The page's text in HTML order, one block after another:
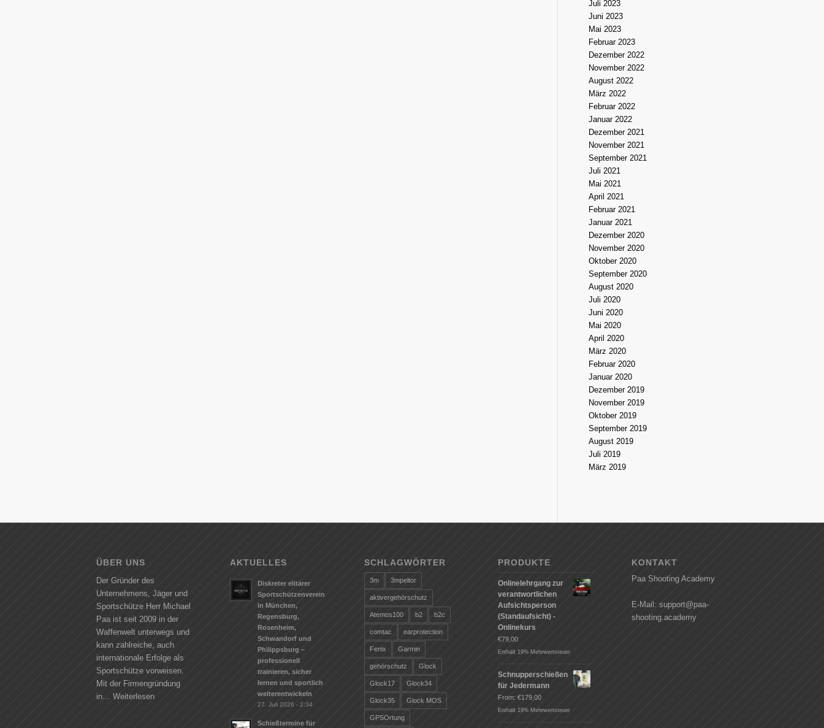
Juli 2023
Juni 2023
Mai 2023
Februar 2023
Dezember 2022
November 2022
August 2022
März 2022
Februar 2022
Januar 2022
Dezember 2021
November 2021
September 2021
Juli 2021
Mai 2021
April 2021
Februar 2021
Januar 2021
Dezember 2020
November 2020
Oktober 2020
September 2020
August 2020
Juli 2020
Juni 2020
Mai 2020
April 2020
März 2020
Februar 2020
Januar 2020
Dezember 2019
November 2019
Oktober 2019
September 2019
August 2019
Juli 2019
März 2019
ÜBER UNS
Der Gründer des
Unternehmens, Jäger und
Sportschütze Herr Michael
Paa ist seit 2009 in der
Waffenwelt unterwegs und
kann zahlreiche, auch
internationale Erfolge als
Sportschütze vorweisen.
Mit der Firmengründung
in… Weiterlesen
AKTUELLES
Diskreter elitärer
Sportschützenverein
in München,
Regensburg,
Rosenheim,
Schwandorf und
Philippsburg –
professionell
trainieren, sicher
lernen und sportlich
weiterentwickeln
27. Juli 2026 - 2:34
Schießtermine für
SCHLAGWÖRTER
3m 3mpeltor
aktivergehörschutz
Atemos100 b2 b2c
comtac earprotection
Fenix Garmin
gehörschutz Glock
Glock17 Glock34
Glock35 Glock MOS
GPSOrtung
PRODUKTE
Onlinelehrgang zur
verantwortlichen
Aufsichtsperson
(Standaufsicht) -
Onlinekurs
€79,00
Enthält 19% Mehrwertsteuer
Schnupperschießen
für Jedermann
From:€179,00
Enthält 19% Mehrwertsteuer
KONTAKT
Paa Shooting Academy
E-Mail: support@paa-
shooting.academy